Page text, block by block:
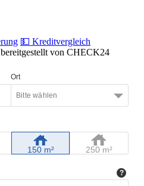
💵 Kreditvergleich
von CHECK24